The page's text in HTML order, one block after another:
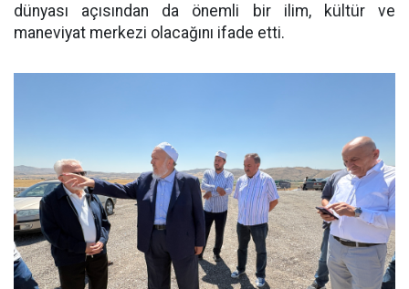
dünyası açısından da önemli bir ilim, kültür ve
maneviyat merkezi olacağını ifade etti.